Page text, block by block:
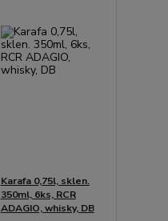
Karafa 0,75l, sklen.
350ml, 6ks, RCR
ADAGIO, whisky, DB